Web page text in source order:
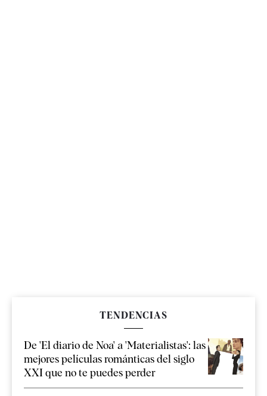
TENDENCIAS
De 'El diario de Noa' a 'Materialistas': las
mejores películas románticas del siglo
XXI que no te puedes perder